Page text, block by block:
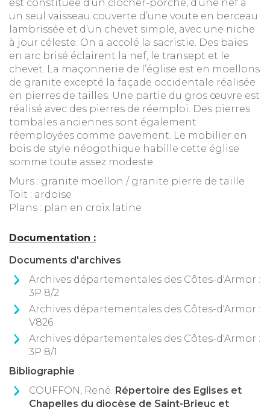
est constituée d’un clocher-porche, d’une nef à
un seul vaisseau couverte d’une voute en berceau
lambrissée et d’un chevet simple, avec une niche
à jour céleste. On a accolé la sacristie. Des baies
en arc brisé éclairent la nef, le transept et le
chevet. La maçonnerie de l’église est en moellons
de granite excepté la façade occidentale réalisée
en pierres de tailles. Une partie du gros œuvre est
réalisé avec des pierres de réemploi. Des pierres
tombales anciennes sont également
réemployées comme pavement. Le mobilier en
bois de style néogothique habille cette église
somme toute assez modeste.
Murs : granite moellon / granite pierre de taille
Toit : ardoise
Plans : plan en croix latine
Documentation :
Documents d'archives
Archives départementales des Côtes-d'Armor :
3P 8/2
Archives départementales des Côtes-d'Armor :
V826
Archives départementales des Côtes-d'Armor :
3P 8/1
Bibliographie
COUFFON, René. Répertoire des Eglises et
Chapelles du diocèse de Saint-Brieuc et